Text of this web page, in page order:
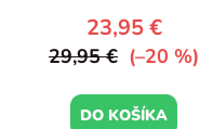
23,95 €
29,95 € (–20 %)
DO KOŠÍKA